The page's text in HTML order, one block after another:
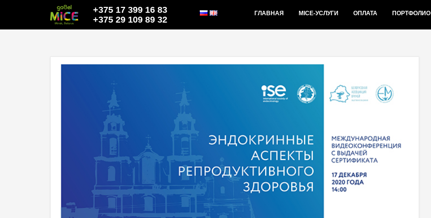
+375 17 399 16 83
+375 29 109 89 32
ГЛАВНАЯ MICE-УСЛУГИ ОПЛАТА ПОРТФОЛИО